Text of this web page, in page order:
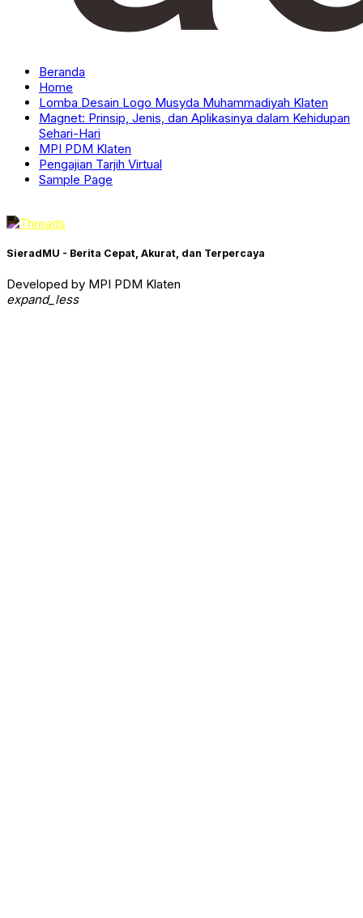
Beranda
Home
Lomba Desain Logo Musyda Muhammadiyah Klaten
Magnet: Prinsip, Jenis, dan Aplikasinya dalam Kehidupan
Sehari-Hari
MPI PDM Klaten
Pengajian Tarjih Virtual
Sample Page
SieradMU - Berita Cepat, Akurat, dan Terpercaya
Developed by MPI PDM Klaten
expand_less